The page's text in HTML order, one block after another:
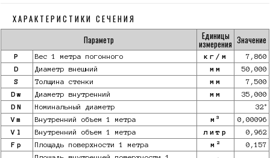
ХАРАКТЕРИСТИКИ СЕЧЕНИЯ
Параметр
Единицы
измерения Значение
P Вес 1 метра погонного кг/м
7,860
D
Диаметр внешний мм
50,000
S
Толщина стенки мм
7,500
Dw
Диаметр внутренний мм
35,000
DN
Номинальный диаметр 32*
Vm Внутренний объем 1 метра м 3
0,00096
Vl
Внутренний объем 1 метра литр
0,962
Fp
Площадь поверхности 1 метра м 2 0,157